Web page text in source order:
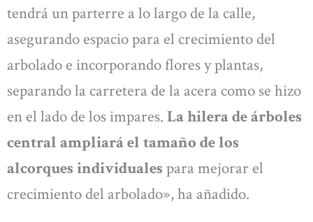
tendrá un parterre a lo largo de la calle,
asegurando espacio para el crecimiento del
arbolado e incorporando flores y plantas,
separando la carretera de la acera como se hizo
en el lado de los impares. La hilera de árboles
central ampliará el tamaño de los
alcorques individuales para mejorar el
crecimiento del arbolado», ha añadido.